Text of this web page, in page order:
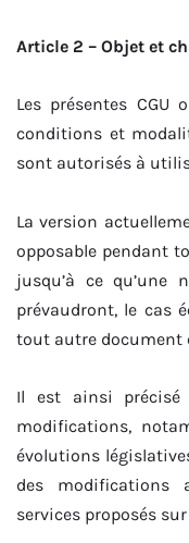
Article 2 – Objet et
Les présentes
conditions et
sont autorisés à
La version
opposable pendant
jusqu’à ce qu’une
prévaudront, le cas
tout autre document
Il est ainsi précisé
modifications,
évolutions
des modifications
services proposés